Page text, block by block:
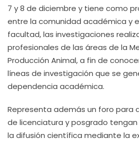
7 y 8 de diciembre y tiene como
entre la comunidad académica y
facultad, las investigaciones
profesionales de las áreas de la
Producción Animal, a fin de
líneas de investigación que se
dependencia académica.
Representa además un foro para
de licenciatura y posgrado
la difusión científica mediante la